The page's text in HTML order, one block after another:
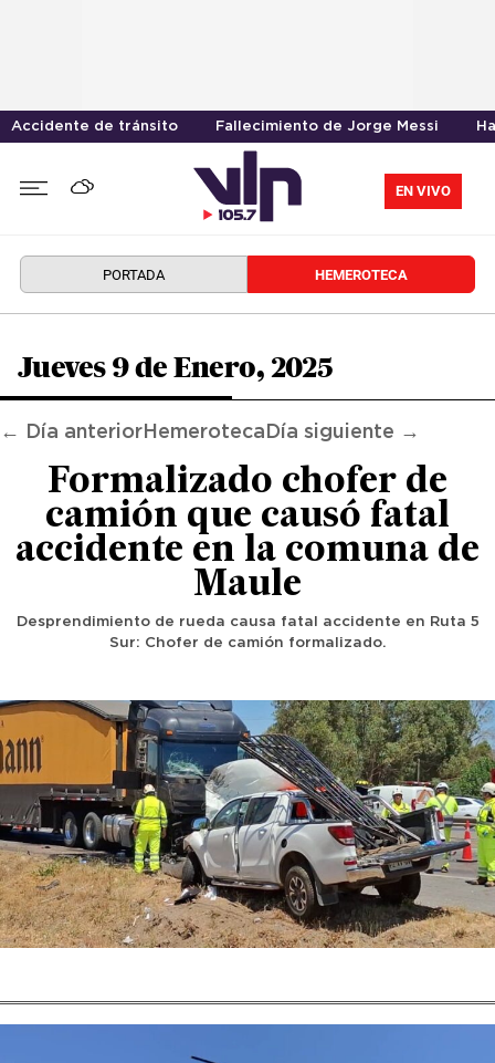
Accidente de tránsito Fallecimiento de Jorge Messi
EN VIVO
PORTADA HEMEROTECA
Jueves 9 de Enero, 2025
← Día anterior Hemeroteca Día siguiente →
Formalizado chofer de
camión que causó fatal
accidente en la comuna de
Maule
Desprendimiento de rueda causa fatal accidente en Ruta 5
Sur: Chofer de camión formalizado.